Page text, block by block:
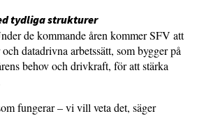
tydliga strukturer
de kommande åren kommer SFV att
datadrivna arbetssätt, som bygger på
behov och drivkraft, för att stärka
fungerar – vi vill veta det, säger